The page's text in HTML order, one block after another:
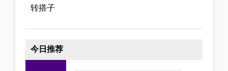
转搭子
今日推荐